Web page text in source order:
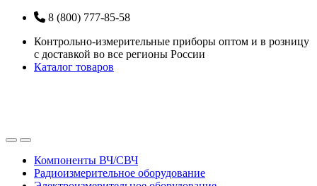
Перейти
навигации
Перейти
содержанию
8 (800) 777-85-58
Контрольно-измерительные приборы оптом и в розницу
с доставкой во все регионы России
Каталог товаров
OpenClose
Компоненты ВЧ/СВЧ
Радиоизмерительное оборудование